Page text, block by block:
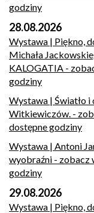
godziny
28.08.2026
Wystawa | Piękno,
Michała
KALOGATIA -
godziny
Wystawa | Światło
Witkiewiczów. -
dostępne godziny
Wystawa | Antoni
wyobraźni - zobacz
godziny
29.08.2026
Wystawa | Piękno,